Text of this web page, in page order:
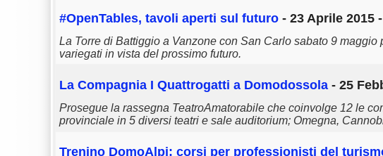
#OpenTables, tavoli aperti sul futuro - 23 Aprile 2015
La Torre di Battiggio a Vanzone con San Carlo sabato 9
variegati in vista del prossimo futuro.
La Compagnia I Quattrogatti a Domodossola - 25
Prosegue la rassegna TeatroAmatorabile che coinvolge 12 le
provinciale in 5 diversi teatri e sale auditorium; Omegna,
Trenino DomoAlpi: corsi per professionisti del